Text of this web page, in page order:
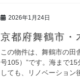
2026年1月24日
京都府舞鶴市
この物件は、舞鶴市の田
号105）”です。海まで
しても、リノベーショ